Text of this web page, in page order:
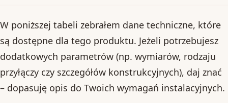
W poniższej tabeli zebrałem dane techniczne, które
są dostępne dla tego produktu. Jeżeli potrzebujesz
dodatkowych parametrów (np. wymiarów, rodzaju
przyłączy czy szczegółów konstrukcyjnych), daj znać
– dopasuję opis do Twoich wymagań instalacyjnych.